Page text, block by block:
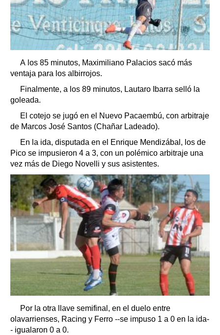
A los 85 minutos, Maximiliano Palacios sacó más
ventaja para los albirrojos.
Finalmente, a los 89 minutos, Lautaro Ibarra selló la
goleada.
El cotejo se jugó en el Nuevo Pacaembú, con arbitraje
de Marcos José Santos (Chañar Ladeado).
En la ida, disputada en el Enrique Mendizábal, los de
Pico se impusieron 4 a 3, con un polémico arbitraje una
vez más de Diego Novelli y sus asistentes.
Por la otra llave semifinal, en el duelo entre
olavarrienses, Racing y Ferro --se impuso 1 a 0 en la ida-
- igualaron 0 a 0.